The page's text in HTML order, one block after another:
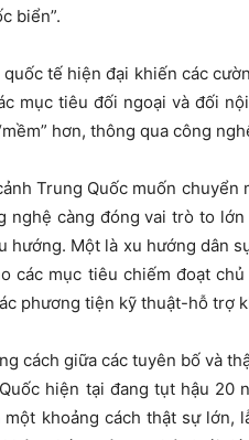
biển”.
tế hiện đại khiến các
mục tiêu đối ngoại và đối
hơn, thông qua công
Trung Quốc muốn
nghệ càng đóng vai trò to
hướng. Một là xu hướng dân
các mục tiêu chiếm đoạt
phương tiện kỹ thuật-hỗ trợ
cách giữa các tuyên bố và
hiện tại đang tụt hậu 20
một khoảng cách thật sự